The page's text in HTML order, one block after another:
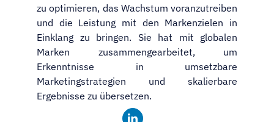
zu optimieren, das Wachstum voranzutreiben
und die Leistung mit den Markenzielen in
Einklang zu bringen. Sie hat mit globalen
Marken zusammengearbeitet, um
Erkenntnisse in umsetzbare
Marketingstrategien und skalierbare
Ergebnisse zu übersetzen.